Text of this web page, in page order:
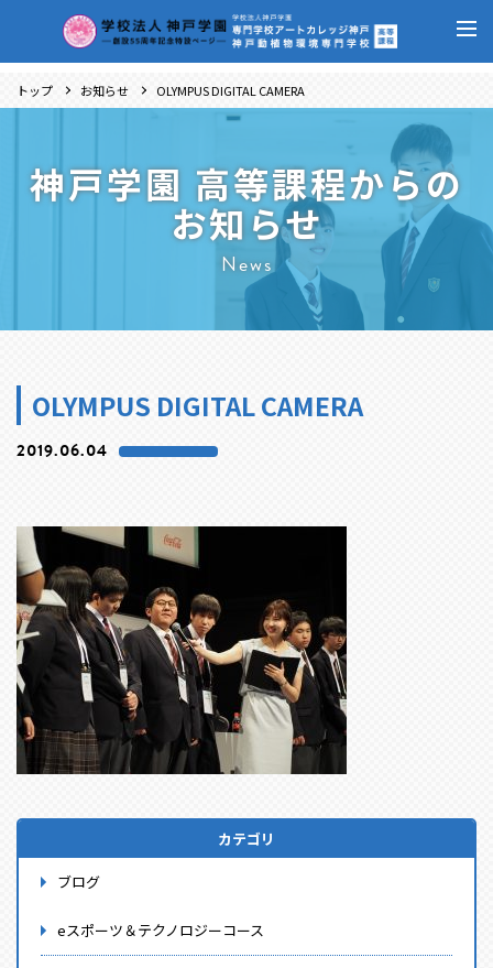
トップ お知らせ OLYMPUS DIGITAL CAMERA
神戸学園 高等課程からの
お知らせ
News
OLYMPUS DIGITAL CAMERA
2019.06.04
カテゴリ
ブログ
eスポーツ＆テクノロジーコース